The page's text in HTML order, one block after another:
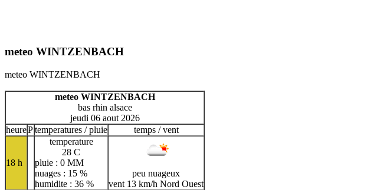
meteo WINTZENBACH
meteo WINTZENBACH
meteo WINTZENBACH
bas rhin alsace
jeudi 06 aout 2026
heurePtemperatures / pluie temps / vent
18 h
temperature
28 C
pluie : 0 MM
nuages : 15 %
humidite : 36 %
peu nuageux
vent 13 km/h Nord Ouest